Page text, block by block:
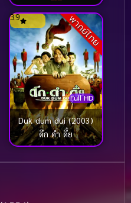
จามินปล้นด้วยรวยสอง
เด้ง พากย์ไทย
Full HD
3.9
Duk dum dui (2003)
ดึก ดำ ดึ๋ย